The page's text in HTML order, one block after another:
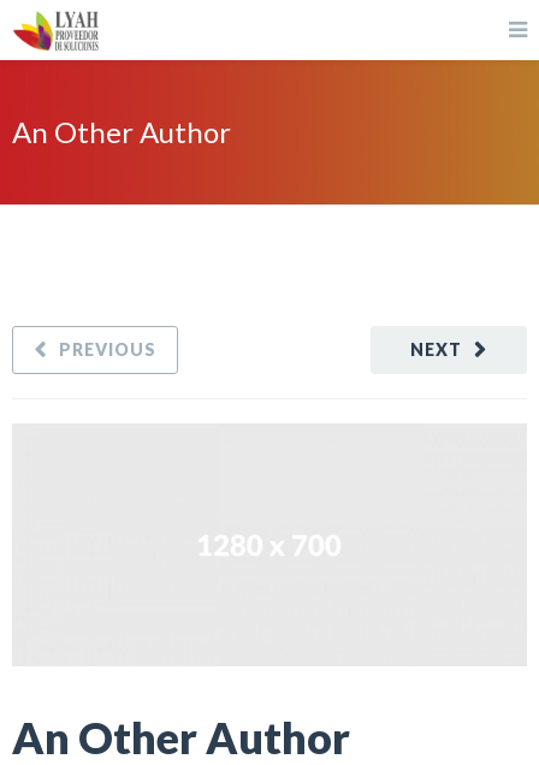
An Other Author
NEXT
PREVIOUS
An Other Author